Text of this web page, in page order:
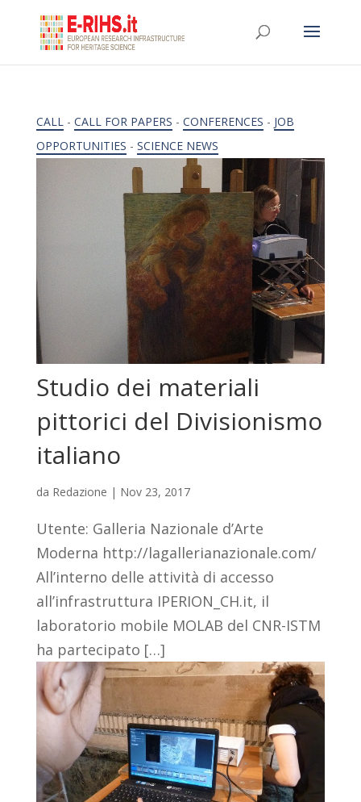
CALL- CALL FOR PAPERS - CONFERENCES - JOB
OPPORTUNITIES - SCIENCE NEWS
Studio dei materiali
pittorici del Divisionismo
italiano
da Redazione | Nov 23, 2017
Utente: Galleria Nazionale d’Arte
Moderna http://lagallerianazionale.com/
All’interno delle attività di accesso
all’infrastruttura IPERION_CH.it, il
laboratorio mobile MOLAB del CNR-ISTM
ha partecipato […]